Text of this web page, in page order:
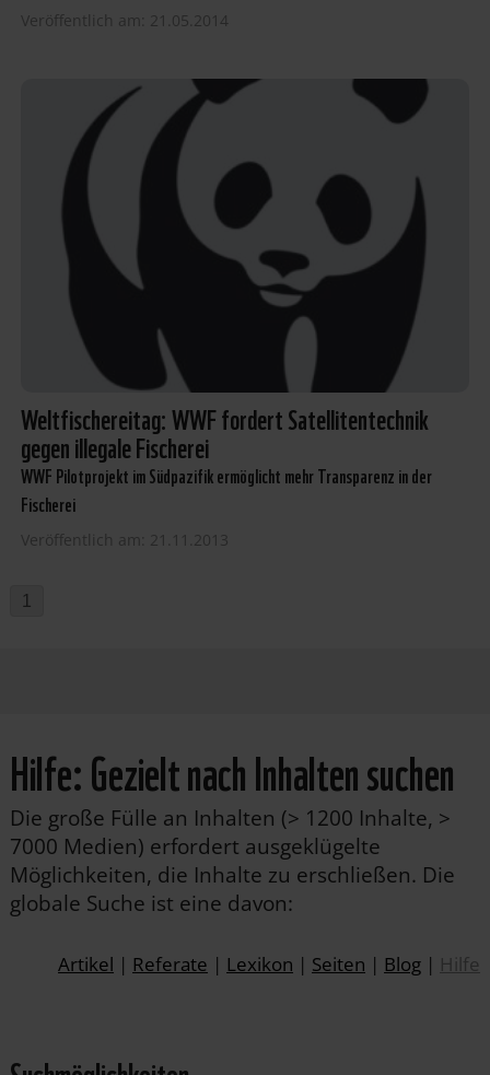
Veröffentlich am: 21.05.2014
Weltfischereitag: WWF fordert Satellitentechnik
gegen illegale Fischerei
WWF Pilotprojekt im Südpazifik ermöglicht mehr Transparenz in der
Fischerei
Veröffentlich am: 21.11.2013
1
Hilfe: Gezielt nach Inhalten suchen
Die große Fülle an Inhalten (> 1200 Inhalte, >
7000 Medien) erfordert ausgeklügelte
Möglichkeiten, die Inhalte zu erschließen. Die
globale Suche ist eine davon:
Artikel | Referate | Lexikon | Seiten | Blog | Hilfe